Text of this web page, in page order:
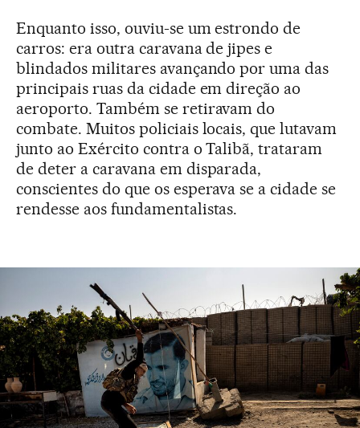
Enquanto isso, ouviu-se um estrondo de
carros: era outra caravana de jipes e
blindados militares avançando por uma das
principais ruas da cidade em direção ao
aeroporto. Também se retiravam do
combate. Muitos policiais locais, que lutavam
junto ao Exército contra o Talibã, trataram
de deter a caravana em disparada,
conscientes do que os esperava se a cidade se
rendesse aos fundamentalistas.